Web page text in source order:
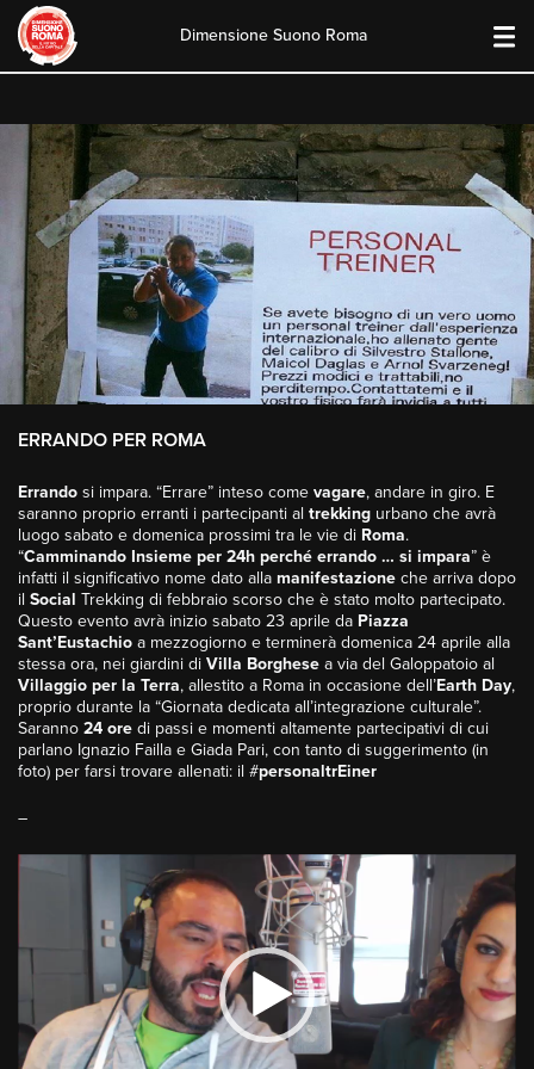
content
Dimensione Suono Roma
ERRANDO PER ROMA
Errando si impara. “Errare” inteso come vagare, andare in giro. E
saranno proprio erranti i partecipanti al trekking urbano che avrà
luogo sabato e domenica prossimi tra le vie di Roma.
“Camminando Insieme per 24h perché errando … si impara” è
infatti il significativo nome dato alla manifestazione che arriva dopo
il Social Trekking di febbraio scorso che è stato molto partecipato.
Questo evento avrà inizio sabato 23 aprile da Piazza
Sant’Eustachio a mezzogiorno e terminerà domenica 24 aprile alla
stessa ora, nei giardini di Villa Borghese a via del Galoppatoio al
Villaggio per la Terra, allestito a Roma in occasione dell’Earth Day,
proprio durante la “Giornata dedicata all’integrazione culturale”.
Saranno 24 ore di passi e momenti altamente partecipativi di cui
parlano Ignazio Failla e Giada Pari, con tanto di suggerimento (in
foto) per farsi trovare allenati: il #personaltrEiner
–